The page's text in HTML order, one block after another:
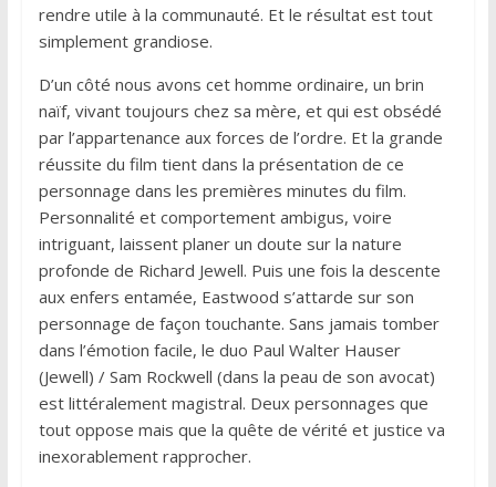
rendre utile à la communauté. Et le résultat est tout
simplement grandiose.
D’un côté nous avons cet homme ordinaire, un brin
naïf, vivant toujours chez sa mère, et qui est obsédé
par l’appartenance aux forces de l’ordre. Et la grande
réussite du film tient dans la présentation de ce
personnage dans les premières minutes du film.
Personnalité et comportement ambigus, voire
intriguant, laissent planer un doute sur la nature
profonde de Richard Jewell. Puis une fois la descente
aux enfers entamée, Eastwood s’attarde sur son
personnage de façon touchante. Sans jamais tomber
dans l’émotion facile, le duo Paul Walter Hauser
(Jewell) / Sam Rockwell (dans la peau de son avocat)
est littéralement magistral. Deux personnages que
tout oppose mais que la quête de vérité et justice va
inexorablement rapprocher.